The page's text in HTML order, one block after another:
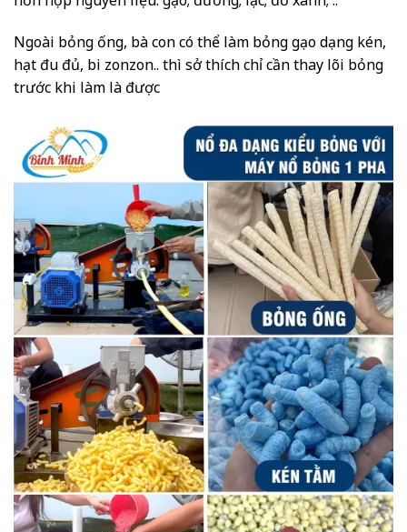
Ngoài bỏng ống, bà con có thể làm bỏng gạo dạng kén,
hạt đu đủ, bi zonzon.. thì sở thích chỉ cần thay lõi bỏng
trước khi làm là được